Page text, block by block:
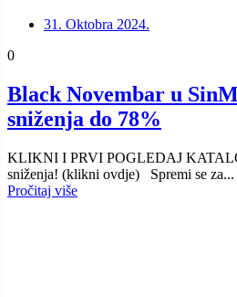
31. Oktobra 2024.
0
Black Novembar u
sniženja do 78%
KLIKNI I PRVI POGLEDAJ
sniženja! (klikni ovdje) Spremi se za...
Pročitaj više